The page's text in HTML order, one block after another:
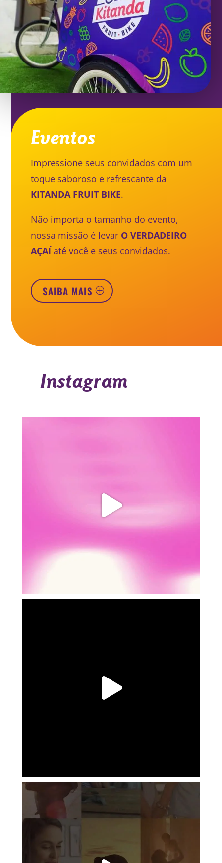
Eventos
Impressione seus convidados com um
toque saboroso e refrescante da
KITANDA FRUIT BIKE.
Não importa o tamanho do evento,
nossa missão é levar O VERDADEIRO
AÇAÍ até você e seus convidados.
SAIBA MAIS
Instagram